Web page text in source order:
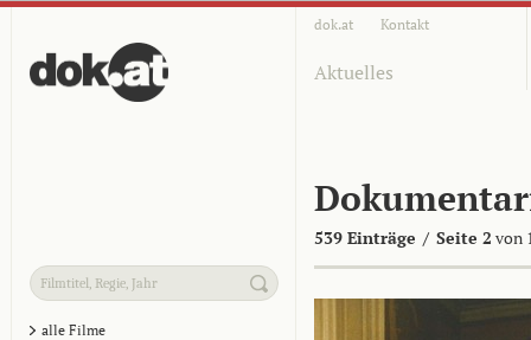
dok.at Kontakt
Aktuelles
539 Einträge / Seite 2 von
alle Filme